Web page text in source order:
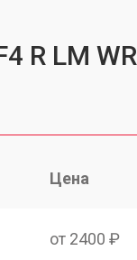
R LM WR
Цена
от 2400 ₽